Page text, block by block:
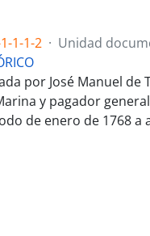
1-1-2 · Unidad
por José Manuel de
y pagador
de enero de 1768 a